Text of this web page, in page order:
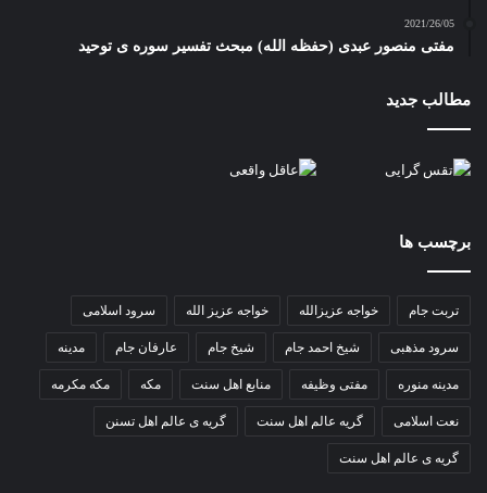
2021/26/05
مفتی منصور عبدی (حفظه الله) مبحث تفسیر سوره ی توحید
مطالب جدید
برچسب ها
تربت جام خواجه عزیزالله خواجه عزیز الله سرود اسلامی
سرود مذهبی شیخ احمد جام شیخ جام عارفان جام مدینه
مدینه منوره مفتی وظیفه منابع اهل سنت مکه مکه مکرمه
نعت اسلامی گریه عالم اهل سنت گریه ی عالم اهل تسنن
گریه ی عالم اهل سنت